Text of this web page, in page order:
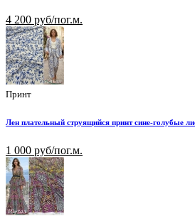
4 200 руб/пог.м.
Принт
Лен плательный струящийся принт сине-голубые
1 000 руб/пог.м.